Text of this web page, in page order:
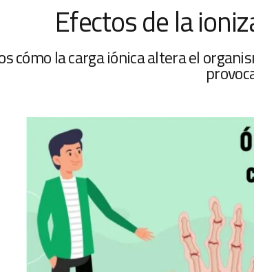
Efectos de la
cómo la carga iónica altera el